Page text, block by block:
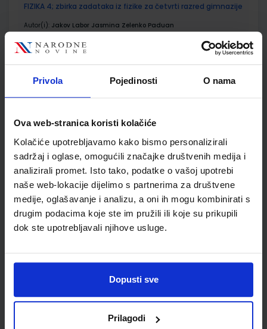
Privola Pojedinosti O nama
Ova web-stranica koristi kolačiće
Kolačiće upotrebljavamo kako bismo personalizirali
sadržaj i oglase, omogućili značajke društvenih medija i
analizirali promet. Isto tako, podatke o vašoj upotrebi
naše web-lokacije dijelimo s partnerima za društvene
medije, oglašavanje i analizu, a oni ih mogu kombinirati s
drugim podacima koje ste im pružili ili koje su prikupili
dok ste upotrebljavali njihove usluge.
Dopusti sve
Prilagodi
FIZIKA 4; zbirka zadataka iz fizike za četvrti razred gimnazije
Autor(i): Jakov Labor Jasmina Zelenko Paduan
ŠIFRA OMOTA:
KEMIJA 4; udžbenik iz kemije za četvrti razred gimnazije
Nakladnik:
Registarski broj ministarstva: 7257
SKU:569302 CIJENA:21,00 €
ŠIFRA OMOTA:
KEMIJA 4; zbirka zadataka iz kemije za četvrti razred
gimnazije
Zora Popović Ljiljana Kovačević